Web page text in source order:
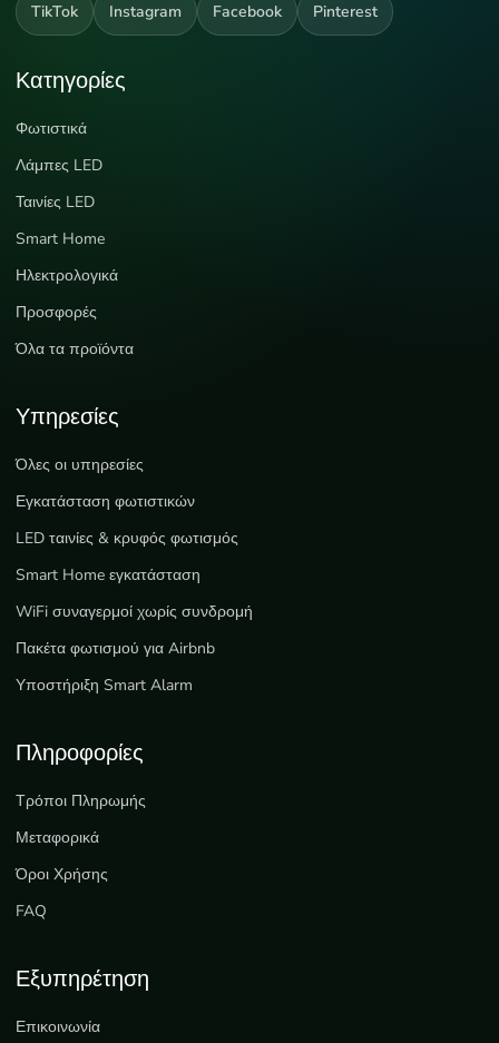
TikTok Instagram Facebook Pinterest
Κατηγορίες
Φωτιστικά
Λάμπες LED
Ταινίες LED
Smart Home
Ηλεκτρολογικά
Προσφορές
Όλα τα προϊόντα
Υπηρεσίες
Όλες οι υπηρεσίες
Εγκατάσταση φωτιστικών
LED ταινίες & κρυφός φωτισμός
Smart Home εγκατάσταση
WiFi συναγερμοί χωρίς συνδρομή
Πακέτα φωτισμού για Airbnb
Υποστήριξη Smart Alarm
Πληροφορίες
Τρόποι Πληρωμής
Μεταφορικά
Όροι Χρήσης
FAQ
Εξυπηρέτηση
Επικοινωνία